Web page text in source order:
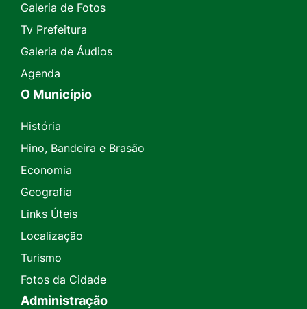
Galeria de Fotos
Tv Prefeitura
Galeria de Áudios
Agenda
O Município
História
Hino, Bandeira e Brasão
Economia
Geografia
Links Úteis
Localização
Turismo
Fotos da Cidade
Administração